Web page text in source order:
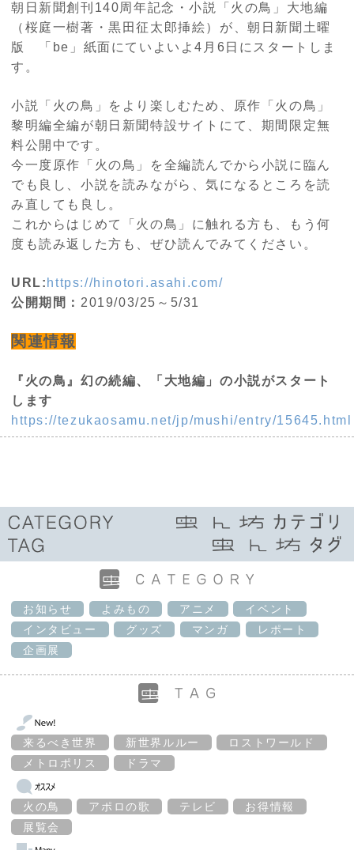
朝日新聞創刊140周年記念・小説「火の鳥」大地編
（桜庭一樹著・黒田征太郎挿絵）が、朝日新聞土曜
版 「be」紙面にていよいよ4月6日にスタートしま
す。
小説「火の鳥」をより楽しむため、原作「火の鳥」
黎明編全編が朝日新聞特設サイトにて、期間限定無
料公開中です。
今一度原作「火の鳥」を全編読んでから小説に臨ん
でも良し、小説を読みながら、気になるところを読
み直しても良し。
これからはじめて「火の鳥」に触れる方も、もう何
度も読み返した方も、ぜひ読んでみてください。
URL: https://hinotori.asahi.com/
公開期間： 2019/03/25～5/31
関連情報
『火の鳥』幻の続編、「大地編」の小説がスタート
します
https://tezukaosamu.net/jp/mushi/entry/15645.html
お知らせ よみもの アニメ
イベント
インタビュー
グッズ マンガ
レポート
企画展
来るべき世界 新世界ルルー
ロストワールド
メトロポリス
ドラマ
火の鳥 アポロの歌 テレビ
お得情報
展覧会